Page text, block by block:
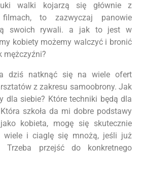
walki kojarzą się głównie z
to zazwyczaj panowie
swoich rywali. a jak to jest w
kobiety możemy walczyć i bronić
mężczyźni?
dziś natknąć się na wiele ofert
z zakresu samoobrony. Jak
dla siebie? Które techniki będą dla
szkoła da mi dobre podstawy
kobieta, mogę się skutecznie
wiele i ciaglę się mnożą, jeśli już
Trzeba przejść do konkretnego